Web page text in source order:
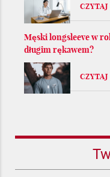
Męski longsleeve w
długim rękawem?